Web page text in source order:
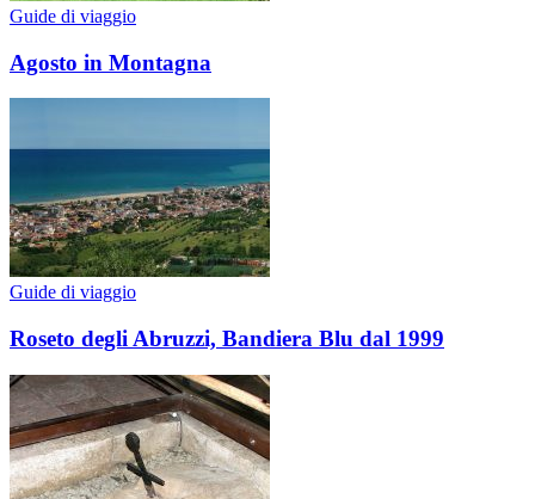
Guide di viaggio
Agosto in Montagna
Guide di viaggio
Roseto degli Abruzzi, Bandiera Blu dal 1999